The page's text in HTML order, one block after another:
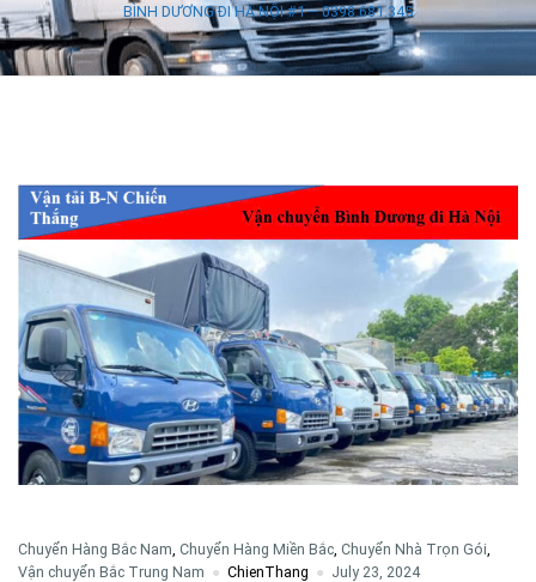
BÌNH DƯƠNG ĐI HÀ NỘI #1 – 0398.681.345
Chuyển Hàng Bắc Nam Chuyển Hàng Miền Bắc Chuyển Nhà Trọn Gói
Vận chuyển Bắc Trung Nam
ChienThang July 23, 2024